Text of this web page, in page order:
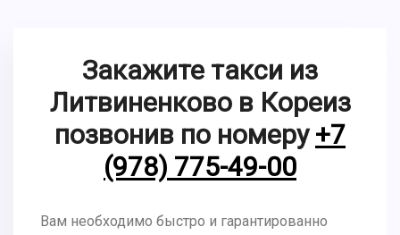
Закажите такси из
Литвиненково в Кореиз
позвонив по номеру +7
(978) 775-49-00
Вам необходимо быстро и гарантированно